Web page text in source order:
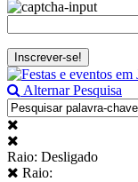
Alternar Pesquisa
Raio: Desligado
Raio: